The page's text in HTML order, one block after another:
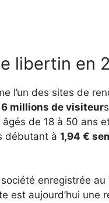
libertin en
l’un des sites de
6 millions de visiteur
de 18 à 50 ans
débutant à 1,94 €
enregistrée
est aujourd’hui une